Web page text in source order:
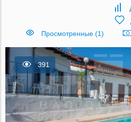
Просмотренные (1)
391